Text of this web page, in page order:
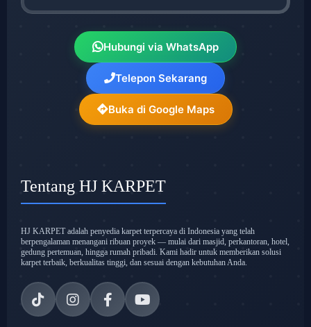
Hubungi via WhatsApp
Telepon Sekarang
Buka di Google Maps
Tentang HJ KARPET
HJ KARPET adalah penyedia karpet terpercaya di Indonesia yang telah
berpengalaman menangani ribuan proyek — mulai dari masjid, perkantoran, hotel,
gedung pertemuan, hingga rumah pribadi. Kami hadir untuk memberikan solusi
karpet terbaik, berkualitas tinggi, dan sesuai dengan kebutuhan Anda.